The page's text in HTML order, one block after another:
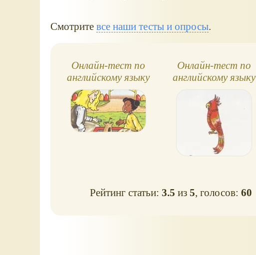
Смотрите все наши тесты и опросы.
Онлайн-тест по
английскому языку
№24, Spotlight, 3
класс
Онлайн-тест по
английскому языку
класс
Рейтинг статьи:3.5 из5 , голосов:60